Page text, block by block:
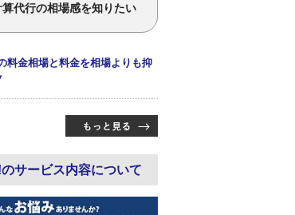
代行の相場感を知りたい
料金相場と料金を相場よりも抑
サービス内容について